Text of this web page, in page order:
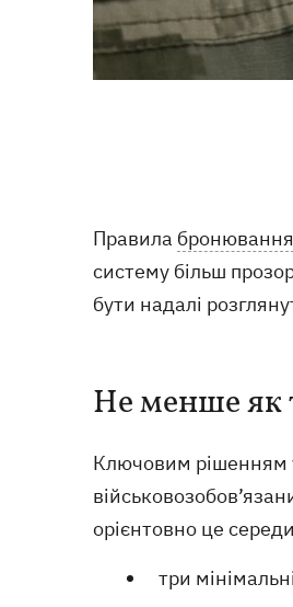
Правила бронювання
систему більш
бути надалі
Не менше як
Ключовим рішенням
орієнтовно це
три